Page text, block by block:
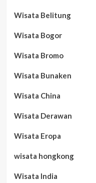
Wisata Belitung
Wisata Bogor
Wisata Bromo
Wisata Bunaken
Wisata China
Wisata Derawan
Wisata Eropa
wisata hongkong
Wisata India